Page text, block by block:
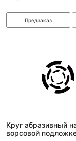
Артикул: 738727
Предзаказ
Круг абразивный
ворсовой